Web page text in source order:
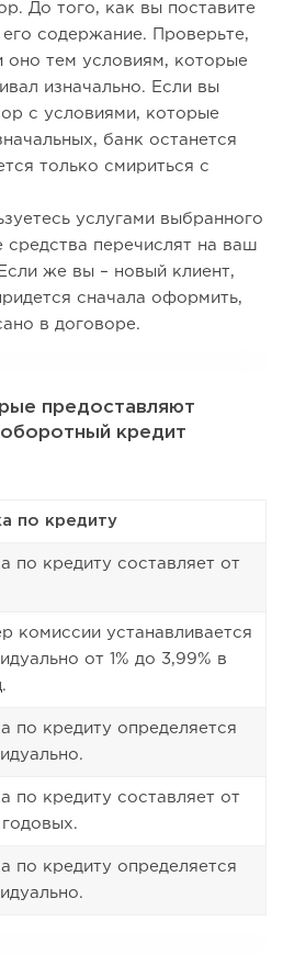
До того, как вы поставите
его содержание. Проверьте,
оно тем условиям, которые
изначально. Если вы
с условиями, которые
банк останется
только смириться с
услугами выбранного
средства перечислят на ваш
же вы – новый клиент,
сначала оформить,
в договоре.
предоставляют
кредит
по кредиту
по кредиту составляет от
комиссии устанавливается
от 1% до 3,99% в
по кредиту определяется
по кредиту составляет от
годовых.
по кредиту определяется